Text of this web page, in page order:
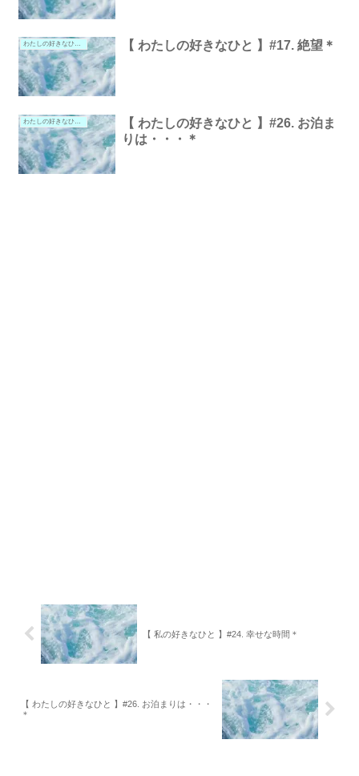
わたしの好きなひと。 【 わたしの好きなひと 】#17. 絶望＊
わたしの好きなひと。
【 わたしの好きなひと 】#26. お泊ま
りは・・・＊
【 私の好きなひと 】#24. 幸せな時間＊
【 わたしの好きなひと 】#26. お泊まりは・・・
＊